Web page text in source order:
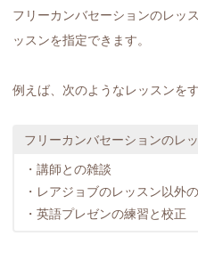
フリーカンバセーションのレッ
ッスンを指定できます。
例えば、次のようなレッスンを
フリーカンバセーションのレ
・講師との雑談
・レアジョブのレッスン以外
・英語プレゼンの練習と校正